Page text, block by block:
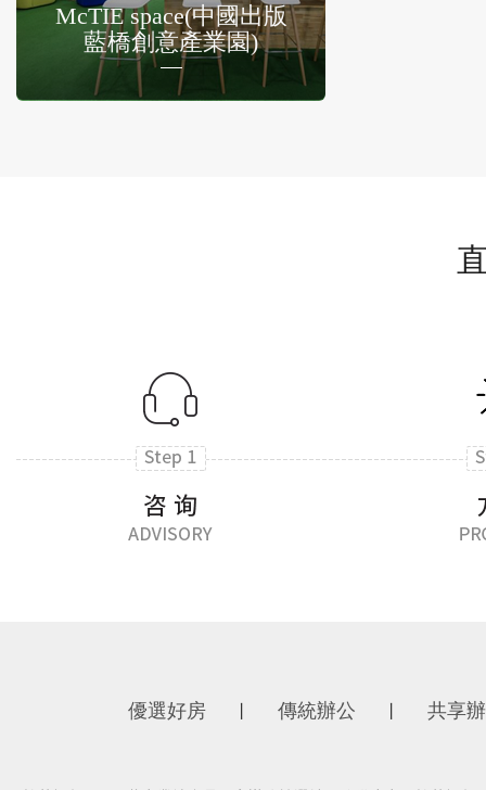
McTIE space(中國出版
藍橋創意產業園)
優選好房 傳統辦公 共享